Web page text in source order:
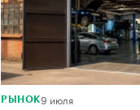
РЫНОК9 июля